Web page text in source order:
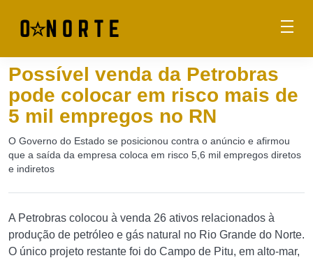
Possível venda da Petrobras
pode colocar em risco mais de
5 mil empregos no RN
O Governo do Estado se posicionou contra o anúncio e afirmou
que a saída da empresa coloca em risco 5,6 mil empregos diretos
e indiretos
A Petrobras colocou à venda 26 ativos relacionados à
produção de petróleo e gás natural no Rio Grande do Norte.
O único projeto restante foi do Campo de Pitu, em alto-mar,